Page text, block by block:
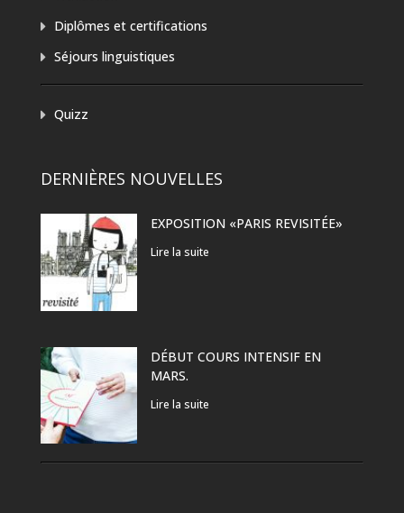
Diplômes et certifications
Séjours linguistiques
Quizz
DERNIÈRES NOUVELLES
EXPOSITION «PARIS REVISITÉE»
Lire la suite
DÉBUT COURS INTENSIF EN
MARS.
Lire la suite